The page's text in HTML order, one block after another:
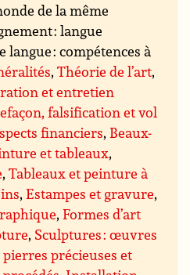
de la même
: langue
: compétences à
,Théorie de l’art,
et entretien
falsification et vol
financiers, Beaux-
et tableaux,
,Tableaux et peinture à
,Estampes et gravure,
,Formes d’art
, Sculptures : œuvres
précieuses et